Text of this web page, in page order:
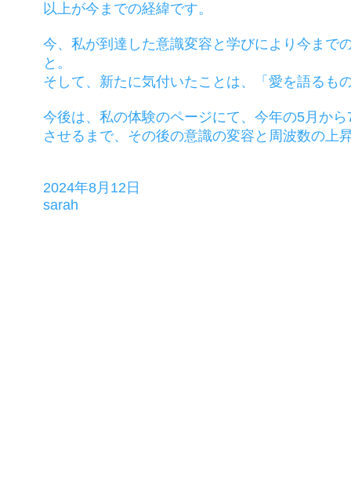
以上が今までの経緯です。
今、私が到達した意識変容と学びにより今まで
と。
そして、新たに気付いたことは、「愛を語るも
今後は、私の体験のページにて、今年の5月か
させるまで、その後の意識の変容と周波数の上
2024年8月12日
sarah